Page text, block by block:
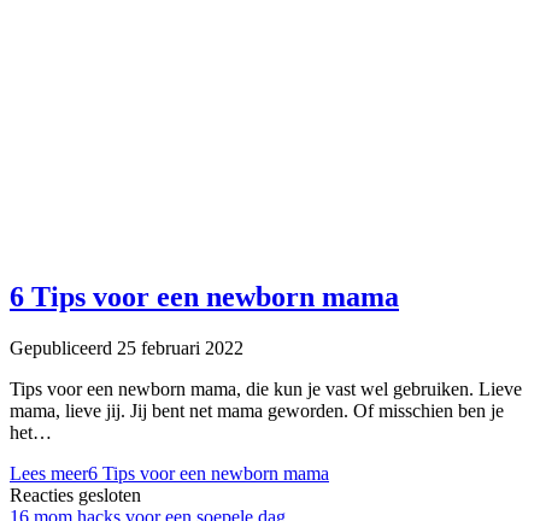
6 Tips voor een newborn mama
Gepubliceerd 25 februari 2022
Tips voor een newborn mama, die kun je vast wel gebruiken. Lieve
mama, lieve jij. Jij bent net mama geworden. Of misschien ben je
het…
Lees meer6 Tips voor een newborn mama
Reacties gesloten